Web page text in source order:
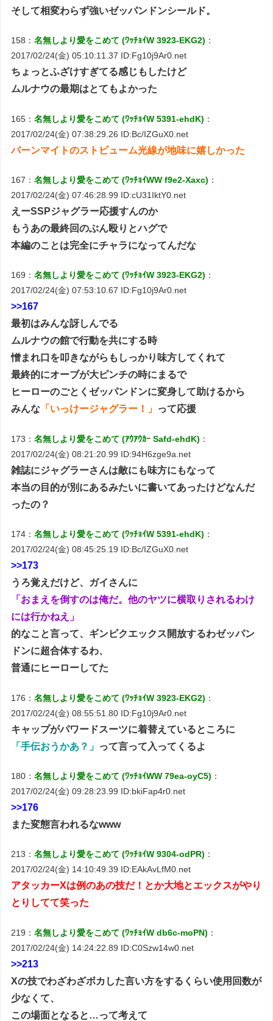
そして相変わらず強いゼッパンドンシールド。
158：名無しより愛をこめて (ﾜｯﾁｮｲW 3923-EKG2) ：
2017/02/24(金) 05:10:11.37 ID:Fg10j9Ar0.net
ちょっとふざけすぎてる感じもしたけど
ムルナウの最期はとてもよかった
165：名無しより愛をこめて (ﾜｯﾁｮｲW 5391-ehdK) ：
2017/02/24(金) 07:38:29.26 ID:Bc/IZGuX0.net
バーンマイトのストビューム光線が地味に嬉しかった
167：名無しより愛をこめて (ﾜｯﾁｮｲWW f9e2-Xaxc) ：
2017/02/24(金) 07:46:28.99 ID:cU31IktY0.net
えーSSPジャグラー応援すんのか
もうあの最終回のぶん殴りとハグで
本編のことは完全にチャラになってんだな
169：名無しより愛をこめて (ﾜｯﾁｮｲW 3923-EKG2) ：
2017/02/24(金) 07:53:10.67 ID:Fg10j9Ar0.net
>>167
最初はみんな訝しんでる
ムルナウの館で行動を共にする時
憎まれ口を叩きながらもしっかり味方してくれて
最終的にオーブが大ピンチの時にまるで
ヒーローのごとくゼッパンドンに変身して助けるから
みんな 「いっけージャグラー！」 って応援
173：名無しより愛をこめて (ｱｳｱｳｶｰ Safd-ehdK) ：
2017/02/24(金) 08:21:20.99 ID:94H6zge9a.net
雑誌にジャグラーさんは敵にも味方にもなって
本当の目的が別にあるみたいに書いてあったけどなんだ
ったの？
174：名無しより愛をこめて (ﾜｯﾁｮｲW 5391-ehdK) ：
2017/02/24(金) 08:45:25.19 ID:Bc/IZGuX0.net
>>173
うろ覚えだけど、ガイさんに
「おまえを倒すのは俺だ。他のヤツに横取りされるわけ
には行かねえ」
的なこと言って、ギンビクエックス開放するわゼッパン
ドンに超合体するわ、
普通にヒーローしてた
176：名無しより愛をこめて (ﾜｯﾁｮｲW 3923-EKG2) ：
2017/02/24(金) 08:55:51.80 ID:Fg10j9Ar0.net
キャップがパワードスーツに着替えているところに
「手伝おうかあ？」 って言って入ってくるよ
180：名無しより愛をこめて (ﾜｯﾁｮｲWW 79ea-oyC5) ：
2017/02/24(金) 09:28:23.99 ID:bkiFap4r0.net
>>176
また変態言われるなwww
213：名無しより愛をこめて (ﾜｯﾁｮｲW 9304-odPR) ：
2017/02/24(金) 14:10:49.39 ID:EAkAvLfM0.net
アタッカーXは例のあの技だ！とか大地とエックスがやり
とりしてて笑った
219：名無しより愛をこめて (ﾜｯﾁｮｲW db6c-moPN) ：
2017/02/24(金) 14:24:22.89 ID:C0Szw14w0.net
>>213
Xの技でわざわざボカした言い方をするくらい使用回数が
少なくて、
この場面となると…って考えて